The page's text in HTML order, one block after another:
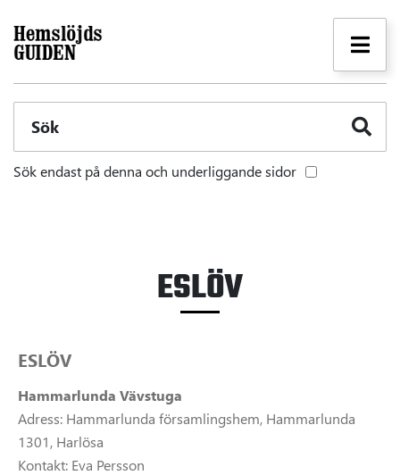
Sök
Sök endast på denna och underliggande sidor
ESLÖV
ESLÖV
Hammarlunda Vävstuga
Adress: Hammarlunda församlingshem, Hammarlunda
1301, Harlösa
Kontakt: Eva Persson